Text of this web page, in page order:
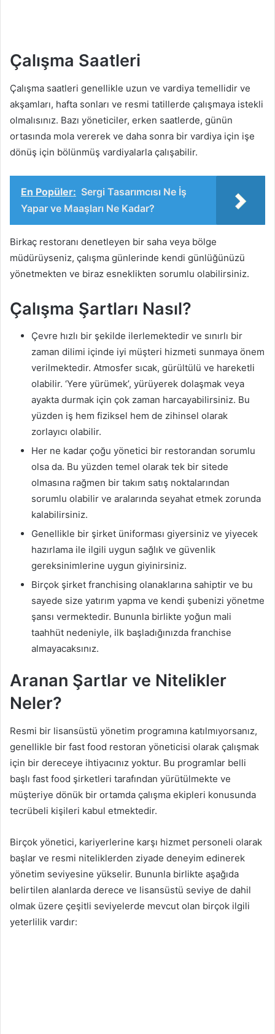
Çalışma Saatleri
Çalışma saatleri genellikle uzun ve vardiya temellidir ve
akşamları, hafta sonları ve resmi tatillerde çalışmaya istekli
olmalısınız. Bazı yöneticiler, erken saatlerde, günün
ortasında mola vererek ve daha sonra bir vardiya için işe
dönüş için bölünmüş vardiyalarla çalışabilir.
En Popüler: Sergi Tasarımcısı Ne İş
Yapar ve Maaşları Ne Kadar?
Birkaç restoranı denetleyen bir saha veya bölge
müdürüyseniz, çalışma günlerinde kendi günlüğünüzü
yönetmekten ve biraz esneklikten sorumlu olabilirsiniz.
Çalışma Şartları Nasıl?
Çevre hızlı bir şekilde ilerlemektedir ve sınırlı bir
zaman dilimi içinde iyi müşteri hizmeti sunmaya önem
verilmektedir. Atmosfer sıcak, gürültülü ve hareketli
olabilir. ‘Yere yürümek’, yürüyerek dolaşmak veya
ayakta durmak için çok zaman harcayabilirsiniz. Bu
yüzden iş hem fiziksel hem de zihinsel olarak
zorlayıcı olabilir.
Her ne kadar çoğu yönetici bir restorandan sorumlu
olsa da. Bu yüzden temel olarak tek bir sitede
olmasına rağmen bir takım satış noktalarından
sorumlu olabilir ve aralarında seyahat etmek zorunda
kalabilirsiniz.
Genellikle bir şirket üniforması giyersiniz ve yiyecek
hazırlama ile ilgili uygun sağlık ve güvenlik
gereksinimlerine uygun giyinirsiniz.
Birçok şirket franchising olanaklarına sahiptir ve bu
sayede size yatırım yapma ve kendi şubenizi yönetme
şansı vermektedir. Bununla birlikte yoğun mali
taahhüt nedeniyle, ilk başladığınızda franchise
almayacaksınız.
Aranan Şartlar ve Nitelikler
Neler?
Resmi bir lisansüstü yönetim programına katılmıyorsanız,
genellikle bir fast food restoran yöneticisi olarak çalışmak
için bir dereceye ihtiyacınız yoktur. Bu programlar belli
başlı fast food şirketleri tarafından yürütülmekte ve
müşteriye dönük bir ortamda çalışma ekipleri konusunda
tecrübeli kişileri kabul etmektedir.
Birçok yönetici, kariyerlerine karşı hizmet personeli olarak
başlar ve resmi niteliklerden ziyade deneyim edinerek
yönetim seviyesine yükselir. Bununla birlikte aşağıda
belirtilen alanlarda derece ve lisansüstü seviye de dahil
olmak üzere çeşitli seviyelerde mevcut olan birçok ilgili
yeterlilik vardır: